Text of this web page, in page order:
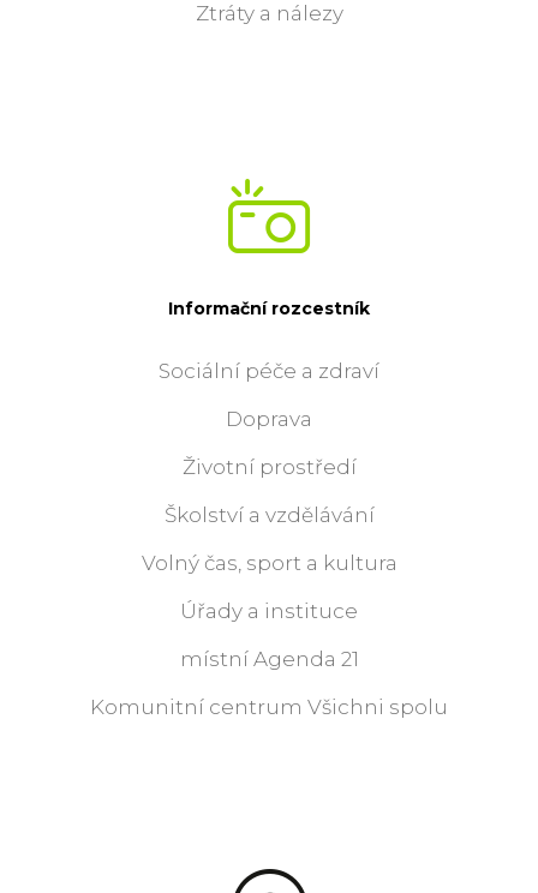
Ztráty a nálezy
Informační rozcestník
Sociální péče a zdraví
Doprava
Životní prostředí
Školství a vzdělávání
Volný čas, sport a kultura
Úřady a instituce
místní Agenda 21
Komunitní centrum Všichni spolu